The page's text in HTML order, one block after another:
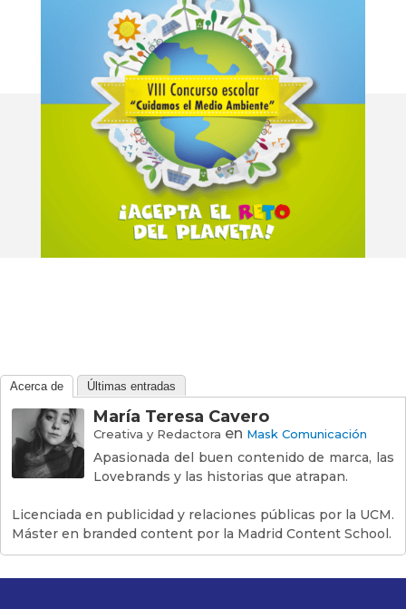
Acerca de Últimas entradas
María Teresa Cavero
Creativa y Redactora en Mask Comunicación
Apasionada del buen contenido de marca, las
Lovebrands y las historias que atrapan.
Licenciada en publicidad y relaciones públicas por la UCM.
Máster en branded content por la Madrid Content School.